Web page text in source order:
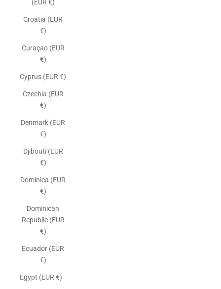
(EUR €)
Croatia (EUR
€)
Curaçao (EUR
€)
Cyprus (EUR €)
Czechia (EUR
€)
Denmark (EUR
€)
Djibouti (EUR
€)
Dominica (EUR
€)
Dominican
Republic (EUR
€)
Ecuador (EUR
€)
Egypt (EUR €)